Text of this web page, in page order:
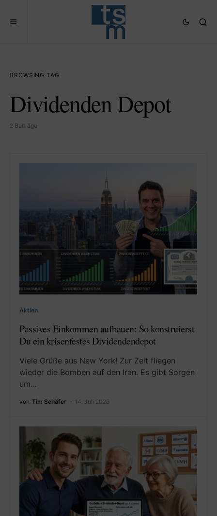
BROWSING TAG
Dividenden Depot
2 Beiträge
Aktien
Passives Einkommen aufbauen: So konstruierst
Du ein krisenfestes Dividendendepot
Viele Grüße aus New York! Zur Zeit fliegen
wieder die Bomben auf den Iran. Es gibt Sorgen
um…
von Tim Schäfer 14. Juli 2026